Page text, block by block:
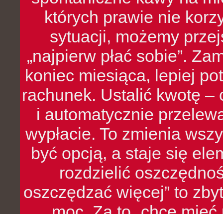
których prawie nie
sytuacji, możemy
„najpierw płać sobie”.
koniec miesiąca, lepiej
rachunek. Ustalić kwotę
i automatycznie
wypłacie. To zmienia
być opcją, a staje się
rozdzielić
oszczędzać więcej” to